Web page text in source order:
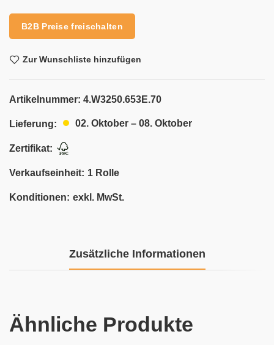
B2B Preise freischalten
Zur Wunschliste hinzufügen
Artikelnummer: 4.W3250.653E.70
Lieferung: 02. Oktober – 08. Oktober
Zertifikat:
Verkaufseinheit: 1 Rolle
Konditionen: exkl. MwSt.
Zusätzliche Informationen
Ähnliche Produkte